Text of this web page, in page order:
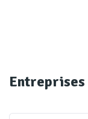
Entreprises